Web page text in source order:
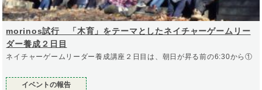
morinos試行 「木育」をテーマとしたネイチャーゲームリー
ダー養成２日目
ネイチャーゲームリーダー養成講座２日目は、朝日が昇る前の6:30から①
イベントの報告